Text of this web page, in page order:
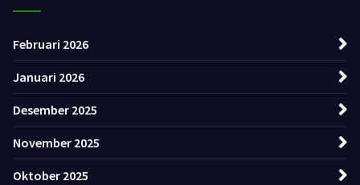
Februari 2026
Januari 2026
Desember 2025
November 2025
Oktober 2025